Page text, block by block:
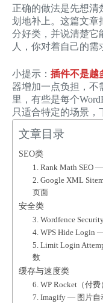
正确的做法是先想清
划地补上。这篇文章
分好类，并说清楚它
人，你对着自己的需
小提示： 插件不是越
器增加一点负担，不
里，有些是每个
只适合特定的场景，
文章目录
SEO类
1. Rank Math SEO
2. Google XML
页面
安全类
3. Wordfence
4. WPS Hide Login
5. Limit Login
数
缓存与速度类
6. WP Rocket（付费
7. Imagify — 图片自